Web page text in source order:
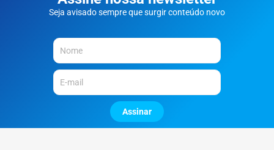
Seja avisado sempre que surgir conteúdo novo
Assinar